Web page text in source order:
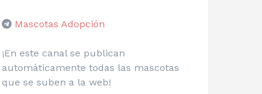
Mascotas Adopción
¡En este canal se publican
automáticamente todas las mascotas
que se suben a la web!